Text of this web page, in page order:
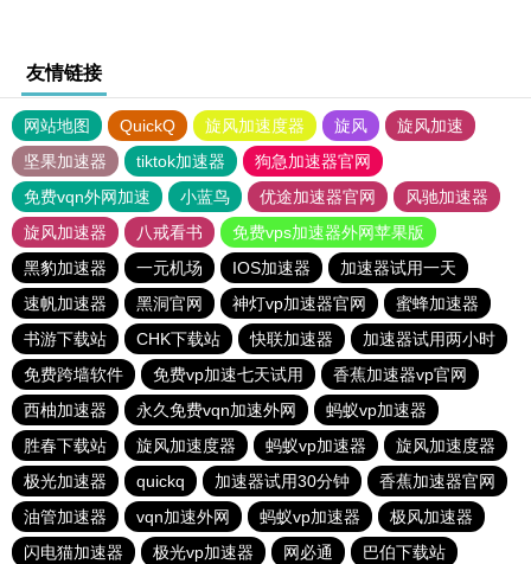
友情链接
网站地图 QuickQ 旋风加速度器 旋风
旋风加速
坚果加速器
tiktok加速器
狗急加速器官网
免费vqn外网加速
小蓝鸟 优途加速器官网
风驰加速器
旋风加速器
八戒看书
免费vps加速器外网苹果版
黑豹加速器
一元机场 IOS加速器
加速器试用一天
速帆加速器
黑洞官网 神灯vp加速器官网
蜜蜂加速器
书游下载站
CHK下载站 快联加速器
加速器试用两小时
免费跨墙软件
免费vp加速七天试用
香蕉加速器vp官网
西柚加速器
永久免费vqn加速外网
蚂蚁vp加速器
胜春下载站
旋风加速度器 蚂蚁vp加速器
旋风加速度器
极光加速器
quickq 加速器试用30分钟
香蕉加速器官网
油管加速器
vqn加速外网 蚂蚁vp加速器
极风加速器
闪电猫加速器
极光vp加速器 网必通 巴伯下载站